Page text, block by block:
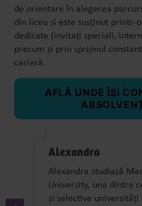
de orientare în alegerea
din liceu și este susținut printr-
dedicate (invitați speciali,
precum și prin sprijinul
carieră.
AFLĂ UNDE ÎȘI
Alexandra
Alexandra studiază
University, una dintre
și selective universități